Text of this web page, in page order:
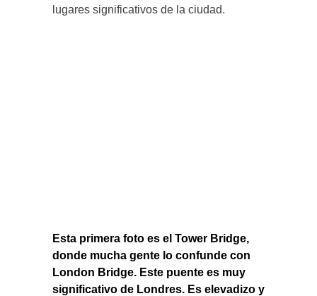
lugares significativos de la ciudad.
Esta primera foto es el Tower Bridge,
donde mucha gente lo confunde con
London Bridge. Este puente es muy
significativo de Londres. Es elevadizo y